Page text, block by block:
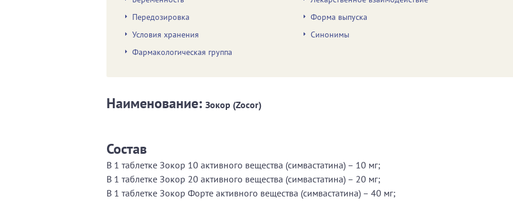
Передозировка
Форма выпуска
Условия хранения
Синонимы
Фармакологическая группа
Наименование: Зокор (Zocor)
Состав
В 1 таблетке Зокор 10 активного вещества (симвастатина) – 10 мг;
В 1 таблетке Зокор 20 активного вещества (симвастатина) – 20 мг;
В 1 таблетке Зокор Форте активного вещества (симвастатина) – 40 мг;